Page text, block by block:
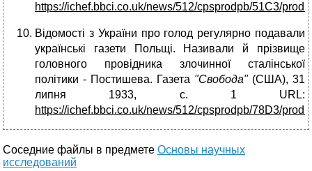
https://ichef.bbci.co.uk/news/512/cpsprodpb/51C3/
Відомості з України про голод регулярно подавали
українські газети Польщі. Називали й прізвище
головного провідника злочинної сталінської
політики - Постишева. Газета "Свобода"(США), 31
липня 1933, с. 1 URL:
https://ichef.bbci.co.uk/news/512/cpsprodpb/78D3/
Соседние файлы в предмете Основы научных
исследований